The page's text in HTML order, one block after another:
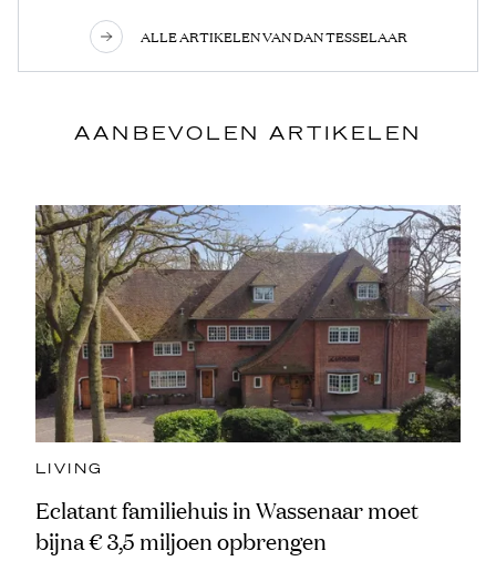
ALLE ARTIKELEN VAN DAN TESSELAAR
AANBEVOLEN ARTIKELEN
LIVING
Eclatant familiehuis in Wassenaar moet
bijna € 3,5 miljoen opbrengen